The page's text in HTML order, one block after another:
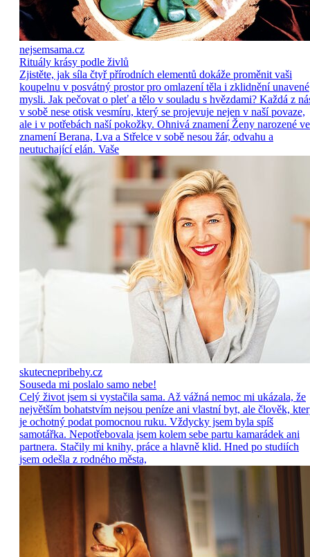
nejsemsama.cz
Rituály krásy podle živlů
Zjistěte, jak síla čtyř přírodních elementů dokáže proměnit vaši
koupelnu v posvátný prostor pro omlazení těla i zklidnění unavené
mysli. Jak pečovat o pleť a tělo v souladu s hvězdami? Každá z
v sobě nese otisk vesmíru, který se projevuje nejen v naší povaze,
ale i v potřebách naší pokožky. Ohnivá znamení Ženy narozené ve
znamení Berana, Lva a Střelce v sobě nesou žár, odvahu a
neutuchající elán. Vaše
skutecnepribehy.cz
Souseda mi poslalo samo nebe!
Celý život jsem si vystačila sama. Až vážná nemoc mi ukázala, že
největším bohatstvím nejsou peníze ani vlastní byt, ale člověk,
je ochotný podat pomocnou ruku. Vždycky jsem byla spíš
samotářka. Nepotřebovala jsem kolem sebe partu kamarádek ani
partnera. Stačily mi knihy, práce a hlavně klid. Hned po studiích
jsem odešla z rodného města,